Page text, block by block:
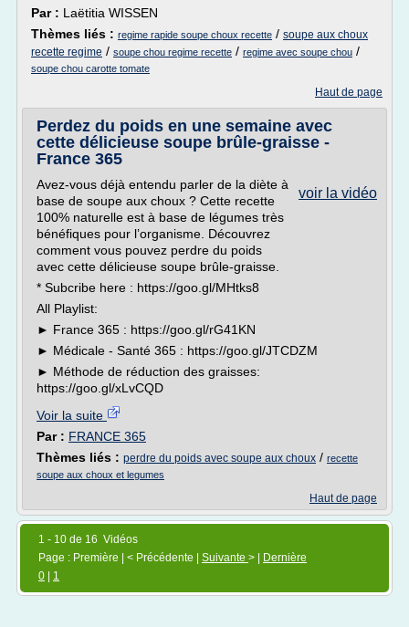
Par : Laëtitia WISSEN
Thèmes liés : regime rapide soupe choux recette / soupe aux choux
recette regime / soupe chou regime recette / regime avec soupe chou /
soupe chou carotte tomate
Haut de page
Perdez du poids en une semaine avec
cette délicieuse soupe brûle-graisse -
France 365
voir la vidéo
Avez-vous déjà entendu parler de la diète à
base de soupe aux choux ? Cette recette
100% naturelle est à base de légumes très
bénéfiques pour l’organisme. Découvrez
comment vous pouvez perdre du poids
avec cette délicieuse soupe brûle-graisse.
* Subcribe here : https://goo.gl/MHtks8
All Playlist:
► France 365 : https://goo.gl/rG41KN
► Médicale - Santé 365 : https://goo.gl/JTCDZM
► Méthode de réduction des graisses:
https://goo.gl/xLvCQD
Voir la suite
Par : FRANCE 365
Thèmes liés : perdre du poids avec soupe aux choux / recette
soupe aux choux et legumes
Haut de page
1 - 10 de 16 Vidéos
Page : Première | < Précédente | Suivante > |
Dernière
0
1